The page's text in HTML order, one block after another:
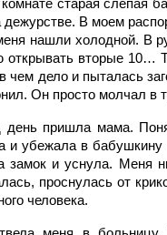
старая слепая
В моем
нашли холодной. В
открывать вторые 10…
чем дело и пыталась
Он просто молчал в
день пришла мама.
и убежала в
замок и уснула. Меня
проснулась от
человека.